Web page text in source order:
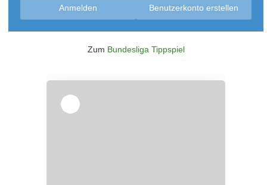
Benutzerkonto erstellen
Anmelden
Zum Bundesliga Tippspiel